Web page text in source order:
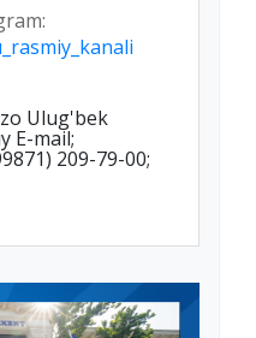
Ulug'bek
E-mail;
209-79-00;